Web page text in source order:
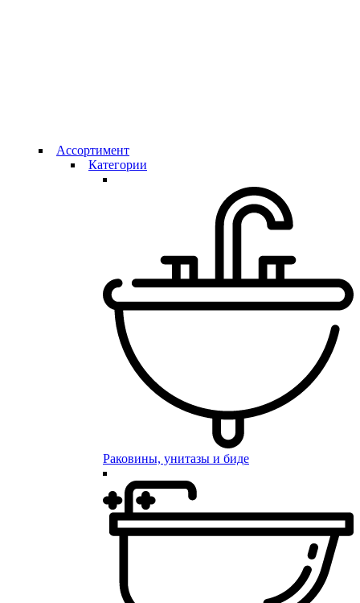
Ассортимент
Категории
Раковины, унитазы и биде